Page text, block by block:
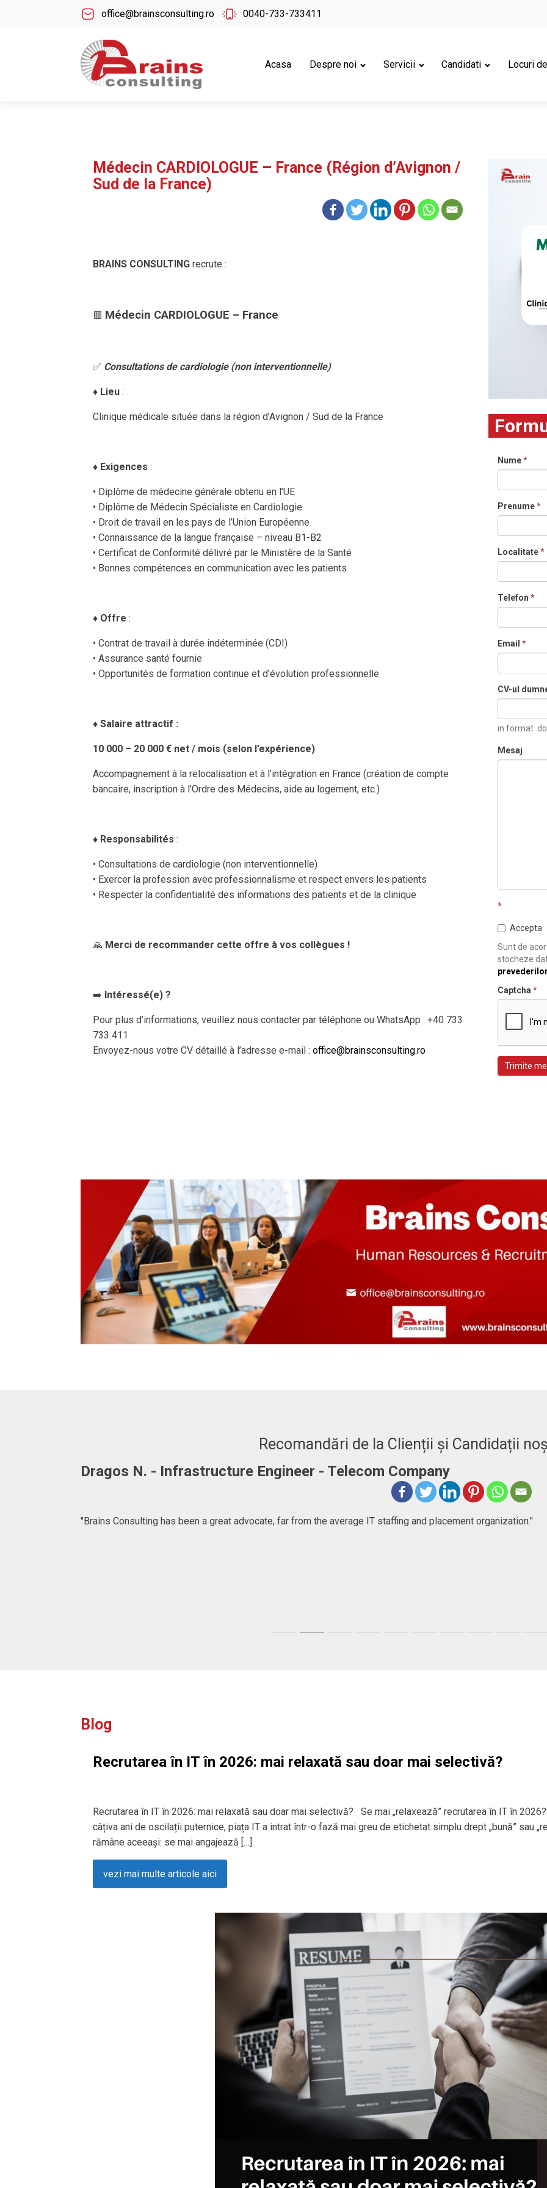
office@brainsconsulting.ro 0040-733-733411
Acasa Despre noi Servicii Candidati Locuri
Médecin CARDIOLOGUE – France (Région d’Avignon /
Sud de la France)
BRAINS CONSULTING recrute :
🟥 Médecin CARDIOLOGUE – France
✅ Consultations de cardiologie (non interventionnelle)
♦️ Lieu :
Clinique médicale située dans la région d’Avignon / Sud de la France
♦️ Exigences :
• Diplôme de médecine générale obtenu en l’UE
• Diplôme de Médecin Spécialiste en Cardiologie
• Droit de travail en les pays de l’Union Européenne
• Connaissance de la langue française – niveau B1-B2
• Certificat de Conformité délivré par le Ministère de la Santé
• Bonnes compétences en communication avec les patients
♦️ Offre :
• Contrat de travail à durée indéterminée (CDI)
• Assurance santé fournie
• Opportunités de formation continue et d’évolution professionnelle
♦️ Salaire attractif :
10 000 – 20 000 € net / mois (selon l’expérience)
Accompagnement à la relocalisation et à l’intégration en France (création de compte
bancaire, inscription à l’Ordre des Médecins, aide au logement, etc.)
♦️ Responsabilités :
• Consultations de cardiologie (non interventionnelle)
• Exercer la profession avec professionnalisme et respect envers les patients
• Respecter la confidentialité des informations des patients et de la clinique
🙏 Merci de recommander cette offre à vos collègues !
➡️ Intéressé(e) ?
Pour plus d’informations, veuillez nous contacter par téléphone ou WhatsApp : +40 733
733 411
Envoyez-nous votre CV détaillé à l’adresse e-mail : office@brainsconsulting.ro
Nume*
Prenume*
Localitate*
Telefon *
Email *
CV-ul
in format
Mesaj
*
Accepta
Sunt de
stocheze
Captcha *
Trimite
Recomandări de la Clienții și Candidații
Dragos N. - Infrastructure Engineer - Telecom Company
"Brains Consulting has been a great advocate, far from the average IT staffing and placement organization."
Blog
Recrutarea în IT în 2026: mai relaxată sau doar mai selectivă?
Recrutarea în IT în 2026: mai relaxată sau doar mai selectivă? Se mai „relaxează” recrutarea în IT în
câțiva ani de oscilații puternice, piața IT a intrat într-o fază mai greu de etichetat simplu drept „bună” sau
rămâne aceeași: se mai angajează […]
vezi mai multe articole aici